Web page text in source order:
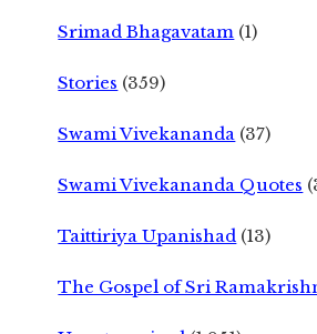
Srimad Bhagavatam (1)
Stories (359)
Swami Vivekananda (37)
Swami Vivekananda Quotes
Taittiriya Upanishad (13)
The Gospel of Sri